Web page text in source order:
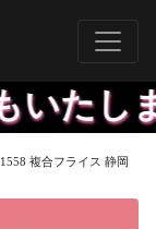
ま
複合フライス 静岡